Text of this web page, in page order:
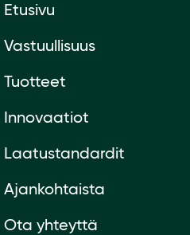
Etusivu
Vastuullisuus
Tuotteet
Innovaatiot
Laatustandardit
Ajankohtaista
Ota yhteyttä